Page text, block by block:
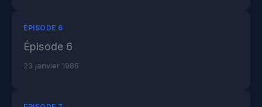
ÉPISODE 6
Épisode 6
23 janvier 1986